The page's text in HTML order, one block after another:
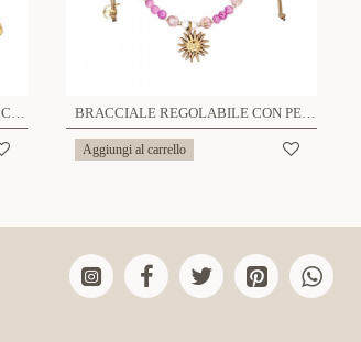
BRACCIALE IN FILO COLORATO CON CHARMS - YNK24864B1 BRACCIALE REGOLABILE CON PERLINE E CIONDOLO SOLE - YY2580C654
Aggiungi al carrello